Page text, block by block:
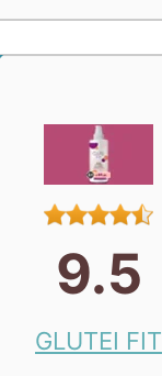
9.5
GLUTEI FIT